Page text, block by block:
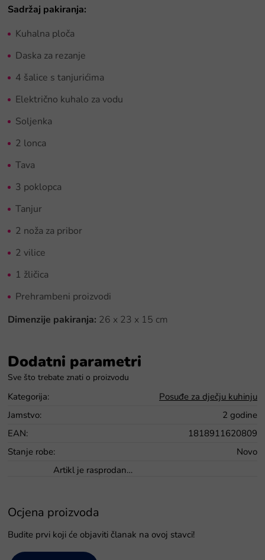
Sadržaj pakiranja:
Kuhalna ploča
Daska za rezanje
4 šalice s tanjurićima
Električno kuhalo za vodu
Soljenka
2 lonca
Tava
3 poklopca
Tanjur
2 noža za pribor
2 vilice
1 žličica
Prehrambeni proizvodi
Dimenzije pakiranja: 26 x 23 x 15 cm
Dodatni parametri
Kategorija:
Posuđe za dječju kuhinju
Jamstvo:
2 godine
EAN:
1818911620809
Stanje robe:
Novo
Artikl je rasprodan…
Ocjena proizvoda
Budite prvi koji će objaviti članak na ovoj stavci!